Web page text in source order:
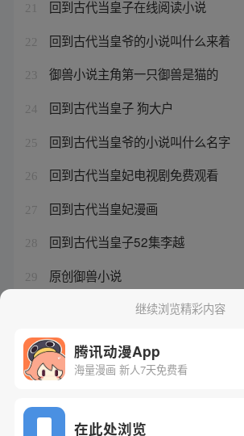
21 回到古代当皇子在线阅读小说
22 回到古代当皇爷的小说叫什么来着
23 御兽小说主角第一只御兽是猫的
24 回到古代当皇子 狗大户
25 回到古代当皇爷的小说叫什么名字
26 回到古代当皇妃电视剧免费观看
27 回到古代当皇妃漫画
28 回到古代当皇子52集李越
29 原创御兽小说
回到古代当皇子小说下载百度云
继续浏览精彩内容
腾讯动漫App
海量漫画 新人7天免费看
在此处浏览
网站备案/许可证号：粤B2-